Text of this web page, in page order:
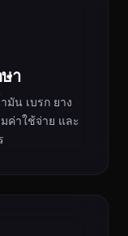
า
น เบรก ยาง
ค่าใช้จ่าย และ